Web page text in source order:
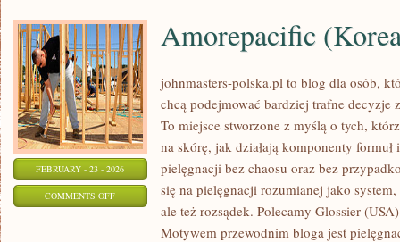
FEBRUARY - 23 - 2026
COMMENTS OFFON
AMOREPACIFIC
Amorepacific
johnmasters-polska.pl to blog dla osób,
chcą podejmować bardziej trafne decyzje
To miejsce stworzone z myślą o tych,
na skórę, jak działają komponenty
pielęgnacji bez chaosu oraz bez
się na pielęgnacji rozumianej jako
ale też rozsądek. Polecamy Glossier
Motywem przewodnim bloga jest